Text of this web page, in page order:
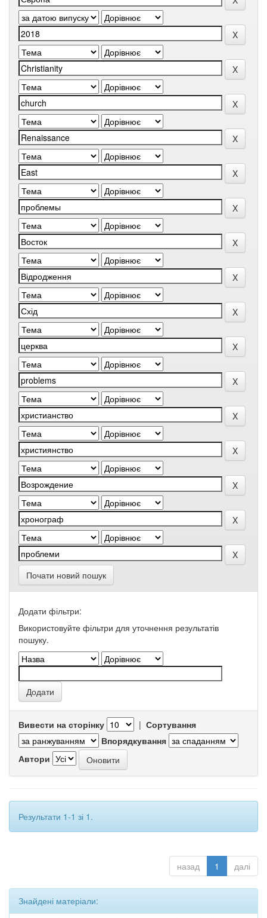
Почати новий пошук
Додати фільтри:
Використовуйте фільтри для уточнення результатів
пошуку.
Вивести на сторінку | Сортування
Впорядкування
Автори
Результати 1-1 зі 1.
назад 1 далі
Знайдені матеріали: